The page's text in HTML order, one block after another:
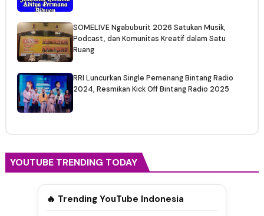
SOMELIVE Ngabuburit 2026 Satukan Musik,
Podcast, dan Komunitas Kreatif dalam Satu
Ruang
RRI Luncurkan Single Pemenang Bintang Radio
2024, Resmikan Kick Off Bintang Radio 2025
YOUTUBE TRENDING TODAY
🔥 Trending YouTube Indonesia